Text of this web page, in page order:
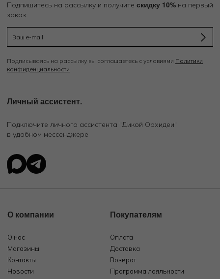
Подпишитесь на рассылку и получите скидку 10% на первый
заказ
Подписываясь на рассылку вы соглашаетесь с условиями Политики
конфиденциальности
Личный ассистент.
Подключите личного ассистента "Дикой Орхидеи"
в удобном мессенджере
О компании
О нас
Магазины
Контакты
Новости
Покупателям
Оплата
Доставка
Возврат
Программа лояльности